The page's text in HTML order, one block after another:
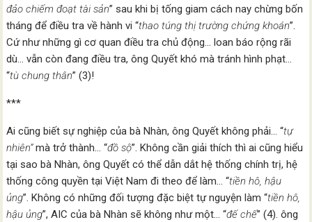
đảo chiếm đoạt tài sản” sau khi bị tống giam cách nay chừng bốn
tháng để điều tra về hành vi “thao túng thị trường chứng khoán”.
Cứ như những gì cơ quan điều tra chủ động… loan báo rộng rãi
dù… vẫn còn đang điều tra, ông Quyết khó mà tránh hình phạt…
“tù chung thân” (3)!
***
Ai cũng biết sự nghiệp của bà Nhàn, ông Quyết không phải… “tự
nhiên”mà trở thành… “đồ sộ”. Không cần giải thích thì ai cũng hiểu
tại sao bà Nhàn, ông Quyết có thể dẫn dắt hệ thống chính trị, hệ
thống công quyền tại Việt Nam đi theo để làm… “tiền hô, hậu
ủng”. Không có những đối tượng đặc biệt tự nguyện làm “tiền hô,
hậu ủng”, AIC của bà Nhàn sẽ không như một… “đế chế” (4). ông